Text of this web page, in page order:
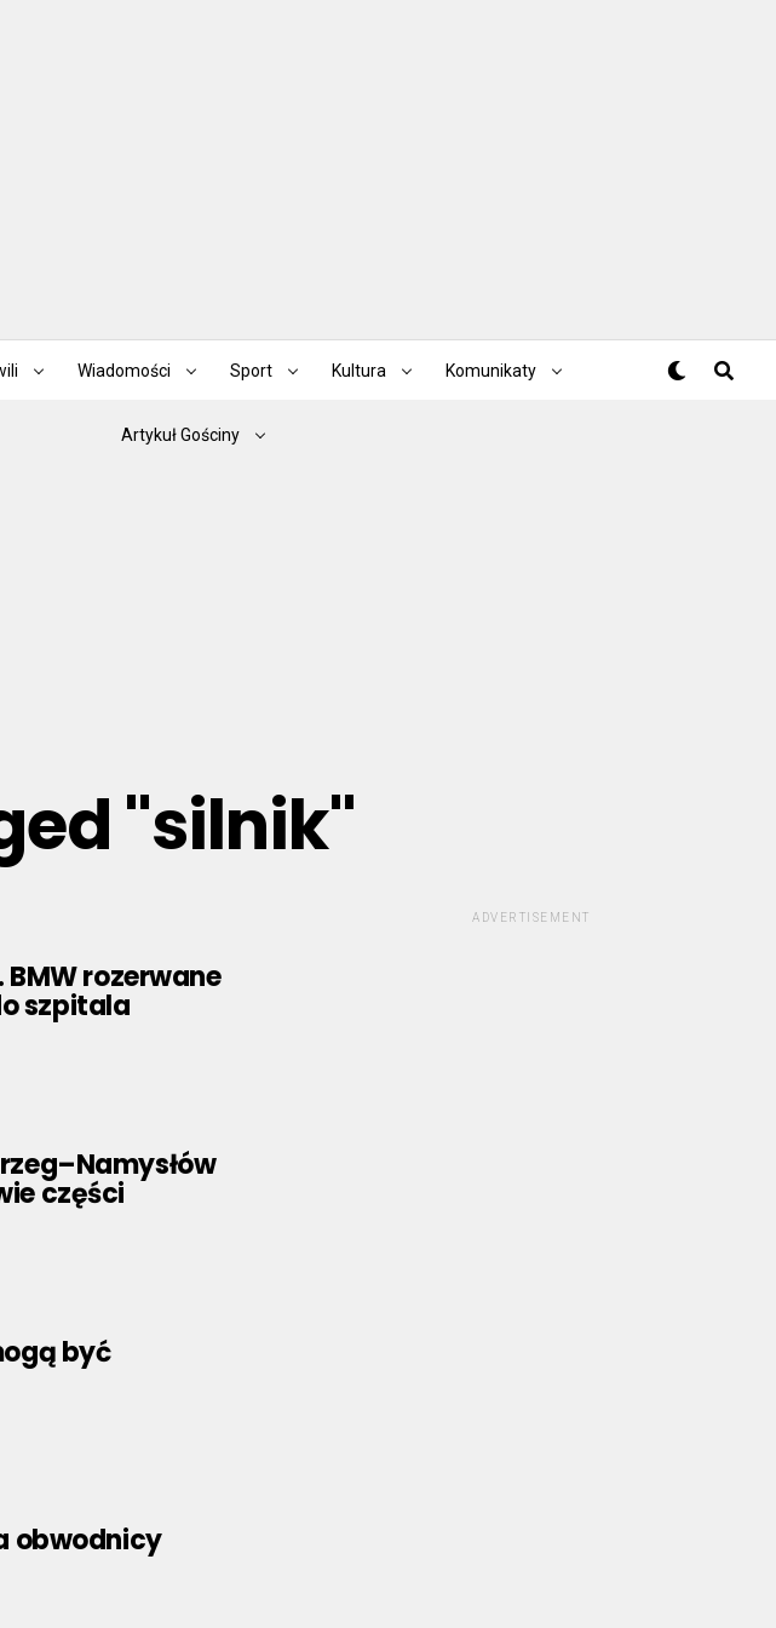
Wiadomości Sport Kultura Komunikaty
Artykuł Gościny
"silnik"
rozerwane
szpitala
części
być
obwodnicy
ADVERTISEMENT